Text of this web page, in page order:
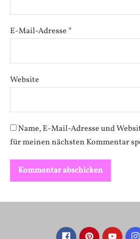
E-Mail-Adresse *
Website
Name, E-Mail-Adresse und
für meinen nächsten Kommentar